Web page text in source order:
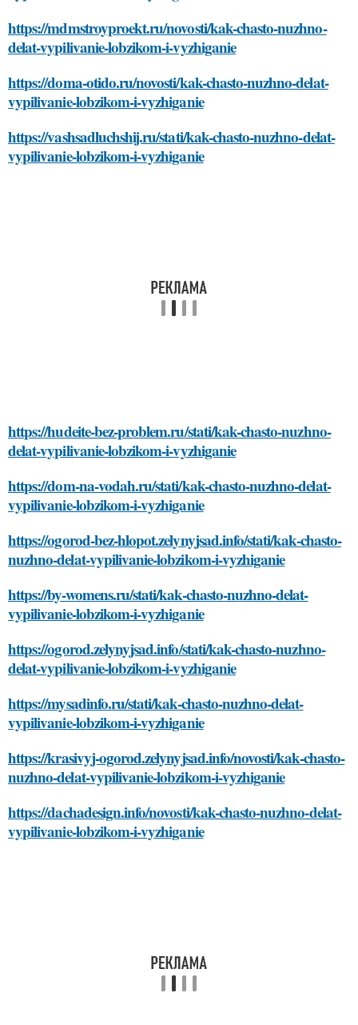
https://mdmstroyproekt.ru/novosti/kak-chasto-nuzhno-
delat-vypilivanie-lobzikom-i-vyzhiganie
https://doma-otido.ru/novosti/kak-chasto-nuzhno-delat-
vypilivanie-lobzikom-i-vyzhiganie
https://vashsadluchshij.ru/stati/kak-chasto-nuzhno-delat-
vypilivanie-lobzikom-i-vyzhiganie
https://hudeite-bez-problem.ru/stati/kak-chasto-nuzhno-
delat-vypilivanie-lobzikom-i-vyzhiganie
https://dom-na-vodah.ru/stati/kak-chasto-nuzhno-delat-
vypilivanie-lobzikom-i-vyzhiganie
https://ogorod-bez-hlopot.zelynyjsad.info/stati/kak-chasto-
nuzhno-delat-vypilivanie-lobzikom-i-vyzhiganie
https://by-womens.ru/stati/kak-chasto-nuzhno-delat-
vypilivanie-lobzikom-i-vyzhiganie
https://ogorod.zelynyjsad.info/stati/kak-chasto-nuzhno-
delat-vypilivanie-lobzikom-i-vyzhiganie
https://mysadinfo.ru/stati/kak-chasto-nuzhno-delat-
vypilivanie-lobzikom-i-vyzhiganie
https://krasivyj-ogorod.zelynyjsad.info/novosti/kak-chasto-
nuzhno-delat-vypilivanie-lobzikom-i-vyzhiganie
https://dachadesign.info/novosti/kak-chasto-nuzhno-delat-
vypilivanie-lobzikom-i-vyzhiganie